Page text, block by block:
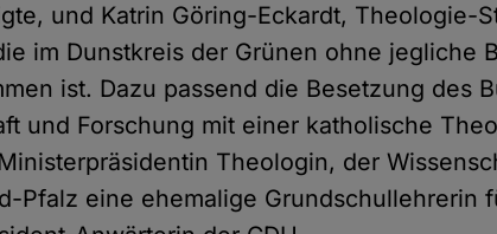
und Katrin Göring-Eckardt, Theologie-
im Dunstkreis der Grünen ohne jegliche
ist. Dazu passend die Besetzung des
und Forschung mit einer katholische
Theologin, der
Pfalz eine ehemalige Grundschullehrerin